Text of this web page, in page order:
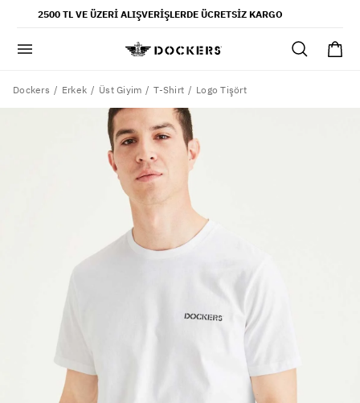
2500 TL VE ÜZERI ALIŞVERIŞLERDE ÜCRETSIZ KARGO
gömlek
şort
ultimate chino pantolon
yaz koleksiyonu
Dockers Erkek Üst Giyim T-Shirt Logo Tişört